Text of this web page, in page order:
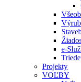
e-
Projekty
VOĽBY